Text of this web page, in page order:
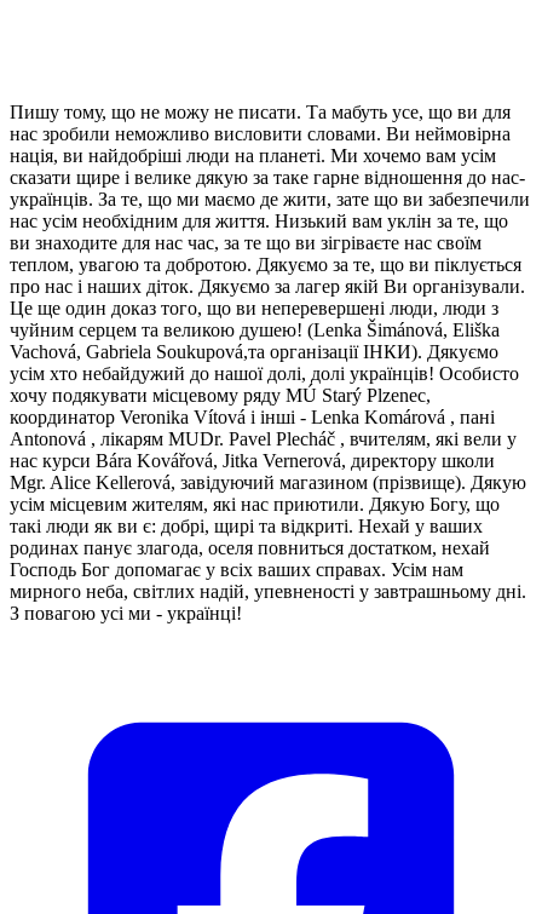
Пишу тому, що не можу не писати. Та мабуть усе, що ви для
нас зробили неможливо висловити словами. Ви неймовірна
нація, ви найдобріші люди на планеті. Ми хочемо вам усім
сказати щире і велике дякую за таке гарне відношення до нас-
українців. За те, що ми маємо де жити, зате що ви забезпечили
нас усім необхідним для життя. Низький вам уклін за те, що
ви знаходите для нас час, за те що ви зігріваєте нас своїм
теплом, увагою та добротою. Дякуємо за те, що ви піклується
про нас і наших діток. Дякуємо за лагер якій Ви організували.
Це ще один доказ того, що ви неперевершені люди, люди з
чуйним серцем та великою душею! (Lenka Šimánová, Eliška
Vachová, Gabriela Soukupová,та організації ІНКИ). Дякуємо
усім хто небайдужий до нашої долі, долі українців! Особисто
хочу подякувати місцевому ряду MÚ Starý Plzenec,
координатор Veronika Vítová і інші - Lenka Komárová , пані
Antonová , лікарям MUDr. Pavel Plecháč , вчителям, які вели у
нас курси Bára Kovářová, Jitka Vernerová, директору школи
Mgr. Alice Kellerová, завідуючий магазином (прізвище). Дякую
усім місцевим жителям, які нас приютили. Дякую Богу, що
такі люди як ви є: добрі, щирі та відкриті. Нехай у ваших
родинах панує злагода, оселя повниться достатком, нехай
Господь Бог допомагає у всіх ваших справах. Усім нам
мирного неба, світлих надій, упевненості у завтрашньому дні.
З повагою усі ми - українці!